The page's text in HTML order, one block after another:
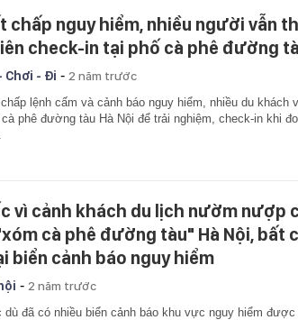
chấp nguy hiểm, nhiều người vẫn
check-in tại phố cà phê đường
Chơi - Đi - 2 năm trước
lệnh cấm và cảnh báo nguy hiểm, nhiều du khách
cà phê đường tàu Hà Nội để trải nghiệm, check-in khi
vì cảnh khách du lịch nườm nượp
cà phê đường tàu" Hà Nội, bất
biển cảnh báo nguy hiểm
- 2 năm trước
dù đã có nhiều biển cảnh báo khu vực nguy hiểm